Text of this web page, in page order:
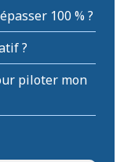
100 % ?
?
piloter mon